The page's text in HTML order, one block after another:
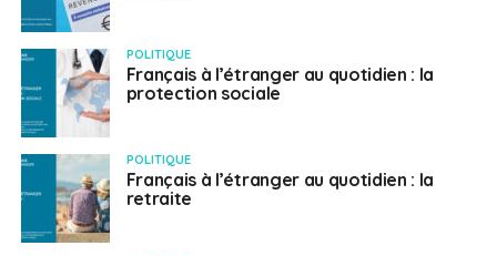
POLITIQUE
Français à l’étranger au quotidien : la
protection sociale
POLITIQUE
Français à l’étranger au quotidien : la
retraite